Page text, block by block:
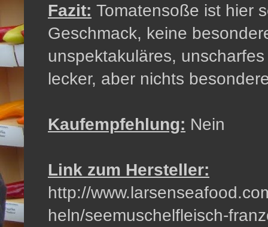
Fazit: Tomatensoße ist hier
Geschmack, keine
unspektakuläres,
lecker, aber nichts
Kaufempfehlung: Nein
Link zum Hersteller:
http://
heln/seemuschelfleisch-